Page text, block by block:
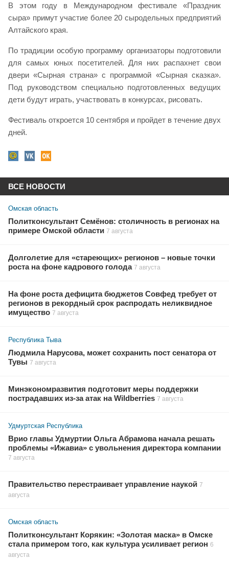
В этом году в Международном фестивале «Праздник
сыра» примут участие более 20 сыродельных предприятий
Алтайского края.
По традиции особую программу организаторы подготовили
для самых юных посетителей. Для них распахнет свои
двери «Сырная страна» с программой «Сырная сказка».
Под руководством специально подготовленных ведущих
дети будут играть, участвовать в конкурсах, рисовать.
Фестиваль откроется 10 сентября и пройдет в течение двух
дней.
ВСЕ НОВОСТИ
Омская область
Политконсультант Семёнов: столичность в регионах на
примере Омской области 7 августа
Долголетие для «стареющих» регионов – новые точки
роста на фоне кадрового голода 7 августа
На фоне роста дефицита бюджетов Совфед требует от
регионов в рекордный срок распродать неликвидное
имущество 7 августа
Республика Тыва
Людмила Нарусова, может сохранить пост сенатора от
Тувы 7 августа
Минэкономразвития подготовит меры поддержки
пострадавших из-за атак на Wildberries 7 августа
Удмуртская Республика
Врио главы Удмуртии Ольга Абрамова начала решать
проблемы «Ижавиа» с увольнения директора компании
7 августа
Правительство перестраивает управление наукой 7
августа
Омская область
Политконсультант Корякин: «Золотая маска» в Омске
стала примером того, как культура усиливает регион 6
августа